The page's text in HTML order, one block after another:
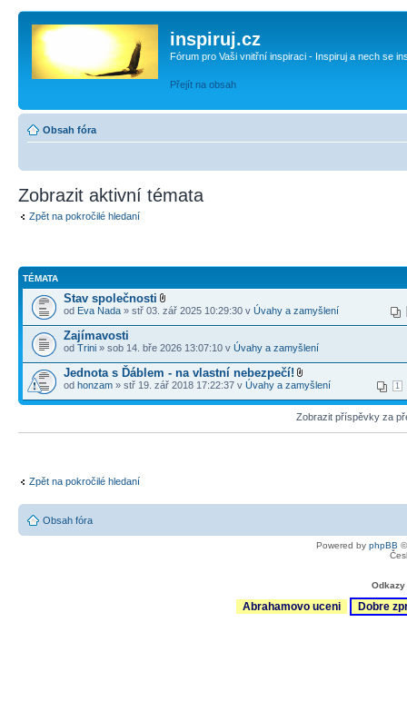
inspiruj.cz
Fórum pro Vaši vnitřní inspiraci - Inspiruj a nech se
Přejít na obsah
Obsah fóra
Zobrazit aktivní témata
Zpět na pokročilé hledaní
TÉMATA
Stav společnosti
od Eva Nada » stř 03. zář 2025 10:29:30 v Úvahy a zamyšlení
Zajímavosti
od Trini » sob 14. bře 2026 13:07:10 v Úvahy a zamyšlení
Jednota s Ďáblem - na vlastní nebezpečí!
1
od honzam » stř 19. zář 2018 17:22:37 v Úvahy a zamyšlení
Zobrazit příspěvky za
Zpět na pokročilé hledaní
Obsah fóra
Powered by phpBB
Abrahamovo uceni Dobre